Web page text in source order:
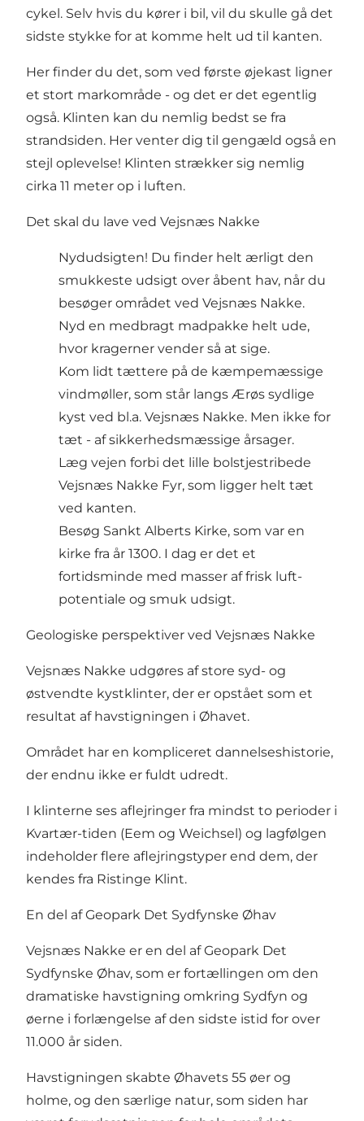
cykel. Selv hvis du kører i bil, vil du skulle gå det
sidste stykke for at komme helt ud til kanten.
Her finder du det, som ved første øjekast ligner
et stort markområde - og det er det egentlig
også. Klinten kan du nemlig bedst se fra
strandsiden. Her venter dig til gengæld også en
stejl oplevelse! Klinten strækker sig nemlig
cirka 11 meter op i luften.
Det skal du lave ved Vejsnæs Nakke
Nydudsigten! Du finder helt ærligt den
smukkeste udsigt over åbent hav, når du
besøger området ved Vejsnæs Nakke.
Nyd en medbragt madpakke helt ude,
hvor kragerner vender så at sige.
Kom lidt tættere på de kæmpemæssige
vindmøller, som står langs Ærøs sydlige
kyst ved bl.a. Vejsnæs Nakke. Men ikke for
tæt - af sikkerhedsmæssige årsager.
Læg vejen forbi det lille bolstjestribede
Vejsnæs Nakke Fyr, som ligger helt tæt
ved kanten.
Besøg Sankt Alberts Kirke, som var en
kirke fra år 1300. I dag er det et
fortidsminde med masser af frisk luft-
potentiale og smuk udsigt.
Geologiske perspektiver ved Vejsnæs Nakke
Vejsnæs Nakke udgøres af store syd- og
østvendte kystklinter, der er opstået som et
resultat af havstigningen i Øhavet.
Området har en kompliceret dannelseshistorie,
der endnu ikke er fuldt udredt.
I klinterne ses aflejringer fra mindst to perioder i
Kvartær-tiden (Eem og Weichsel) og lagfølgen
indeholder flere aflejringstyper end dem, der
kendes fra Ristinge Klint.
En del af Geopark Det Sydfynske Øhav
Vejsnæs Nakke er en del af Geopark Det
Sydfynske Øhav, som er fortællingen om den
dramatiske havstigning omkring Sydfyn og
øerne i forlængelse af den sidste istid for over
11.000 år siden.
Havstigningen skabte Øhavets 55 øer og
holme, og den særlige natur, som siden har